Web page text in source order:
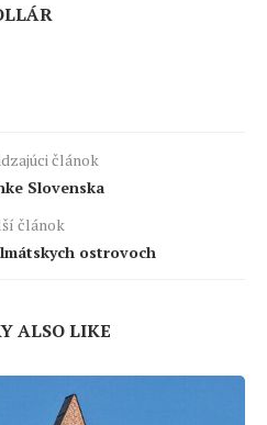
článok
Slovenska
článok
ostrovoch
ALSO LIKE